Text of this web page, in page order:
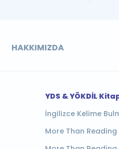
HAKKIMIZDA
YDS & YÖKDİL
İngilizce Kelime
More Than Reading